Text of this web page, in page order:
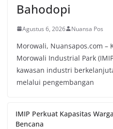
Bahodopi
Agustus 6, 2026 Nuansa Pos
Morowali, Nuansapos.com –
Morowali Industrial Park
kawasan industri
melalui pengembangan
IMIP Perkuat Kapasitas
Bencana